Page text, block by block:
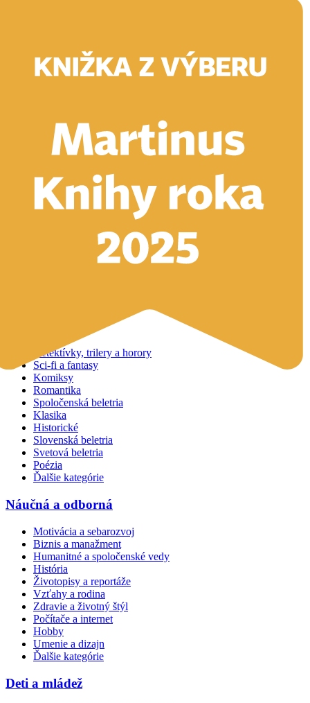
Vyhľadávanie
Vyhľadávanie
Detektívky, trilery a horory
Sci-fi a fantasy
Komiksy
Romantika
Spoločenská beletria
Klasika
Historické
Slovenská beletria
Svetová beletria
Poézia
Ďalšie kategórie
Náučná a odborná
Motivácia a sebarozvoj
Biznis a manažment
Humanitné a spoločenské vedy
História
Životopisy a reportáže
Vzťahy a rodina
Zdravie a životný štýl
Počítače a internet
Hobby
Umenie a dizajn
Ďalšie kategórie
Deti a mládež